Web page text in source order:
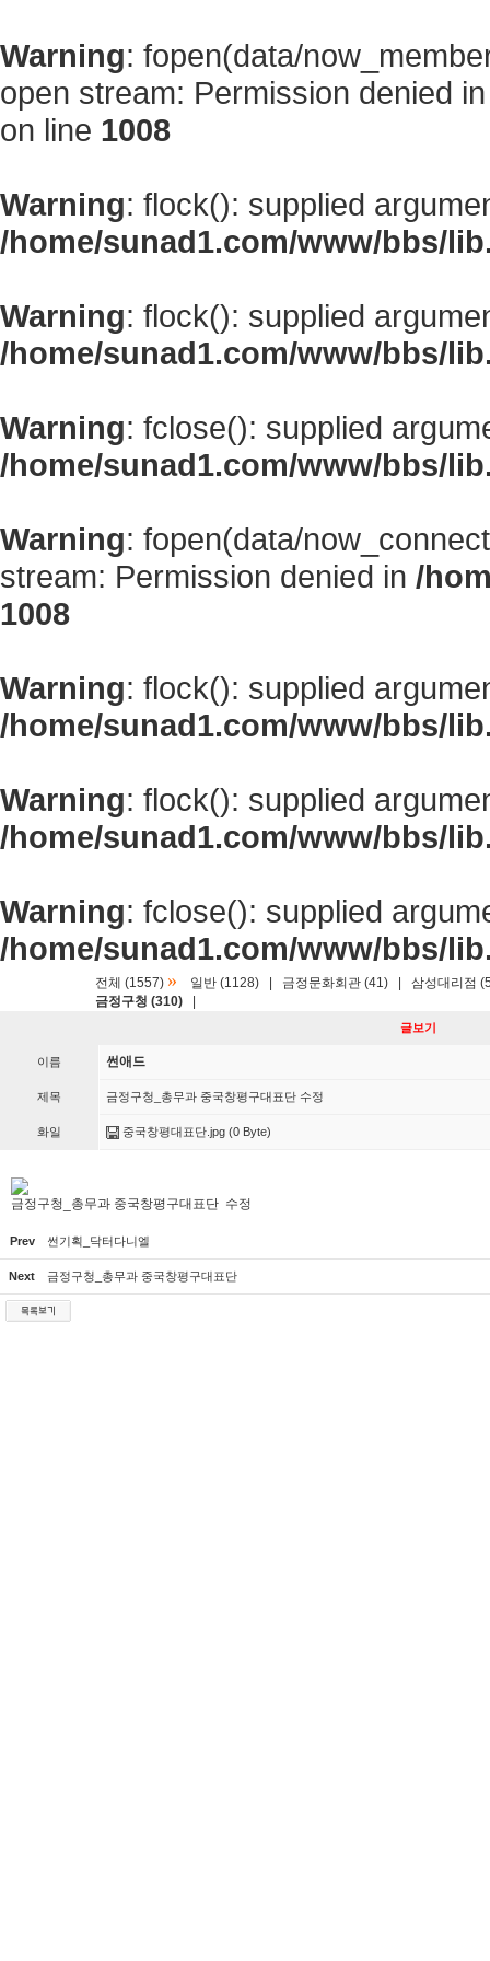
Warning: fopen(data/
open stream: Permission denied
on line 1008
Warning: flock(): supplied
/home/sunad1.com/www/bbs/
Warning: flock(): supplied
/home/sunad1.com/www/bbs/
Warning: fclose(): supplied
/home/sunad1.com/www/bbs/
Warning: fopen(data/
stream: Permission denied in /
1008
Warning: flock(): supplied
/home/sunad1.com/www/bbs/
Warning: flock(): supplied
/home/sunad1.com/www/bbs/
Warning: fclose(): supplied
/home/sunad1.com/www/bbs/
전체 (1557) » 일반 (1128) 금정문화회관 (41)
삼성대리점
금정구청 (310)
글보기
이름 썬애드
제목 금정구청_총무과 중국창평구대표단 수정
화일 중국창평대표단.jpg (0 Byte)
금정구청_총무과 중국창평구대표단 수정
Prev 썬기획_닥터다니엘
Next 금정구청_총무과 중국창평구대표단